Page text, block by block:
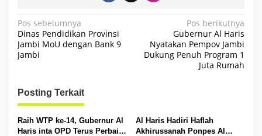
N
a
v
g
a
s
Pos sebelumnya
Dinas Pendidikan Provinsi
Jambi MoU dengan Bank 9
Jambi
Pos berikutnya
Gubernur Al Haris
Nyatakan Pempov Jambi
Dukung Penuh Program 1
Juta Rumah
Posting Terkait
Raih WTP ke-14, Gubernur Al
Haris inta OPD Terus Perbaiki
Al Haris Hadiri Haflah
Akhirussanah Ponpes Al